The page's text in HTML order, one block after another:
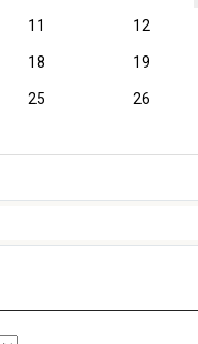
11 12
18 19
25 26